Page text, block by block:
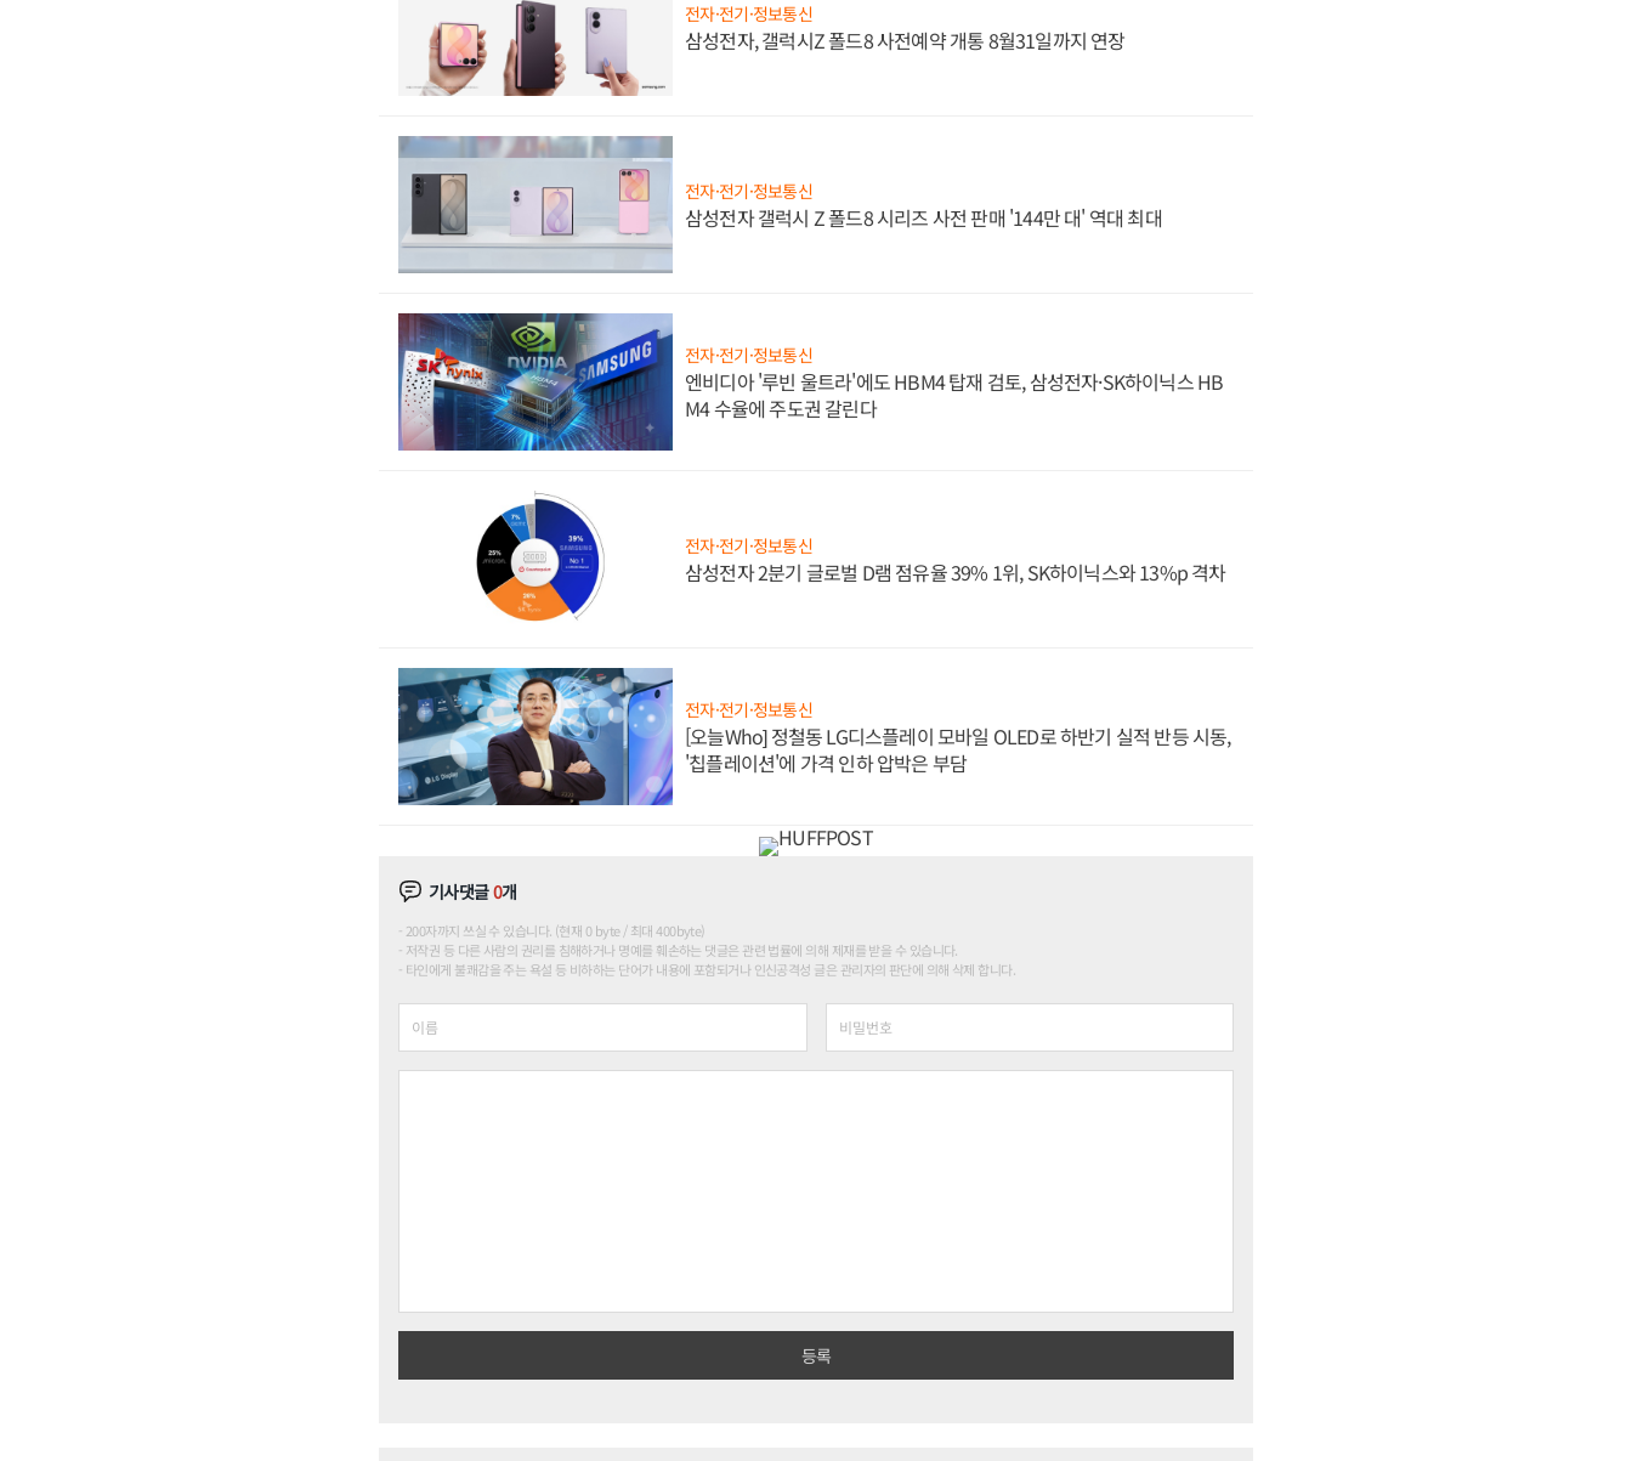
전자·전기·정보통신
삼성전자, 갤럭시Z 폴드8 사전예약 개통 8월31일까지 연장
전자·전기·정보통신
삼성전자 갤럭시 Z 폴드8 시리즈 사전 판매 '144만 대' 역대 최대
전자·전기·정보통신
엔비디아 '루빈 울트라'에도 HBM4 탑재 검토, 삼성전자·SK하이닉스 HB
M4 수율에 주도권 갈린다
전자·전기·정보통신
삼성전자 2분기 글로벌 D램 점유율 39% 1위, SK하이닉스와 13%p 격차
전자·전기·정보통신
[오늘Who] 정철동 LG디스플레이 모바일 OLED로 하반기 실적 반등 시동,
'칩플레이션'에 가격 인하 압박은 부담
기사댓글0개
200자까지 쓰실 수 있습니다. (현재 0 byte / 최대 400byte)
저작권 등 다른 사람의 권리를 침해하거나 명예를 훼손하는 댓글은 관련 법률에 의해 제재를 받을 수 있습니다.
타인에게 불쾌감을 주는 욕설 등 비하하는 단어가 내용에 포함되거나 인신공격성 글은 관리자의 판단에 의해 삭제 합니다.